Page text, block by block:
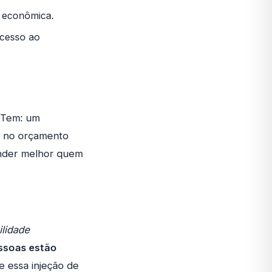
ao
um
orçamento
melhor quem
estão
essa injeção de